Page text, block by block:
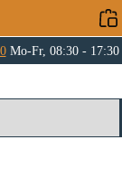
Mo-Fr, 08:30 - 17:30